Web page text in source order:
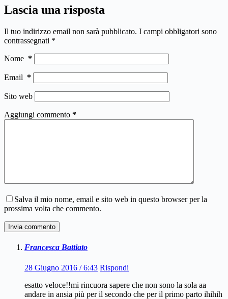
Lascia una risposta
Il tuo indirizzo email non sarà pubblicato. I campi obbligatori sono
contrassegnati *
Nome *
Email *
Sito web
Aggiungi commento *
Salva il mio nome, email e sito web in questo browser per la
prossima volta che commento.
Invia commento
Francesca Battiato
28 Giugno 2016 / 6:43 Rispondi
esatto veloce!!mi rincuora sapere che non sono la sola aa
andare in ansia più per il secondo che per il primo parto ihihih